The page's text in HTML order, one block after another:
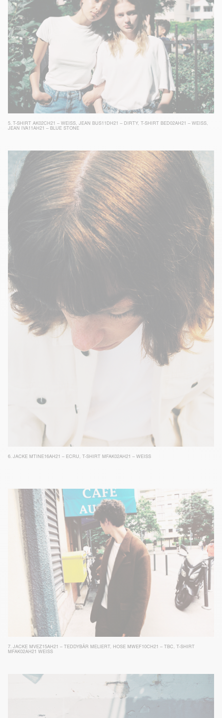
5. T-SHIRT AK02CH21 – WEISS JEAN BUS11DH21 – DIRTY, T-SHIRT BED02AH21 – WEISS
JEAN IVA11AH21 – BLUE STONE
6. JACKE MTINE16AH21 – ECRU T-SHIRT MFAK02AH21 – WEISS
7. JACKE MVEZ15AH21 – TEDDYBÄR MELIERT, HOSE MWEF10CH21 – TBC , T-SHIRT
MFAK02AH21 WEISS